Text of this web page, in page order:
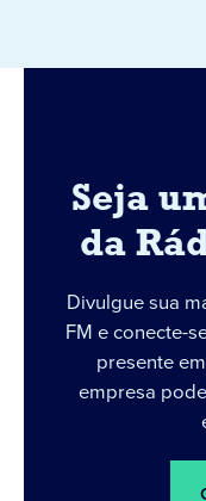
Seja
da
Divulgue sua
FM e conecte-
presente
empresa